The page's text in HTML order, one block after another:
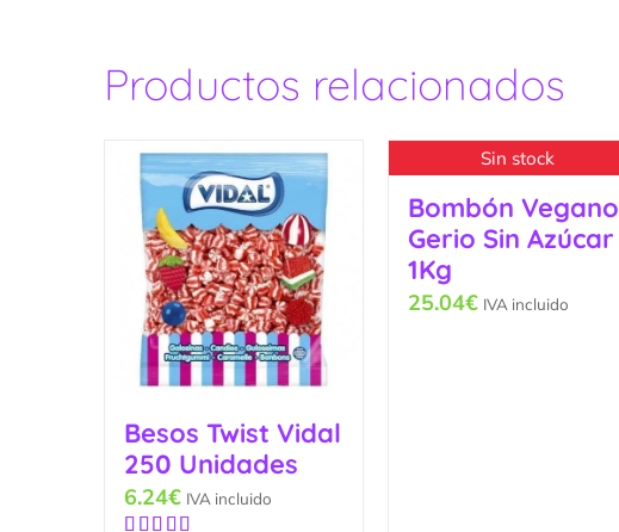
Productos relacionados
Besos Twist Vidal
250 Unidades
6.24€ IVA incluido
Sin stock
Bombón Vegano
Gerio Sin Azúcar
1Kg
25.04€ IVA incluido